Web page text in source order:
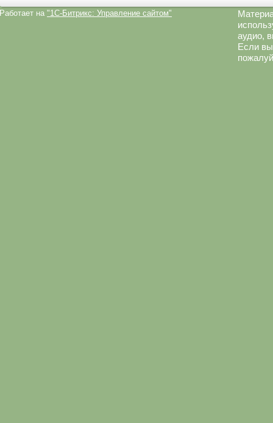
Работает на "1C-Битрикс: Управление сайтом"
аудио,
Если вы